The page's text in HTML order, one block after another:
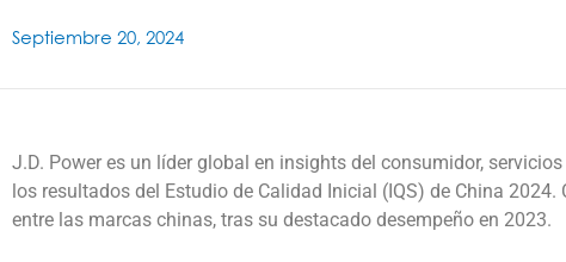
Septiembre 20, 2024
J.D. Power es un líder global en insights del consumidor,
los resultados del Estudio de Calidad Inicial (IQS) de China
entre las marcas chinas, tras su destacado desempeño en 2023.